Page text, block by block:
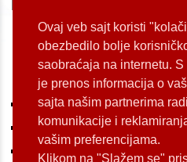
Ovaj veb sajt koristi
obezbedilo bolje
saobraćaja na internetu.
je prenos informacija o
sajta našim partnerima
komunikacije i
vašim preferencijama.
Klikom na "Slažem se"
Dostupnost: od 07 do 22h
LOKACIJE
Koste Jovanovića 87
Bulevar Oslobođenja 155
Bulevar Oslobođenja 165